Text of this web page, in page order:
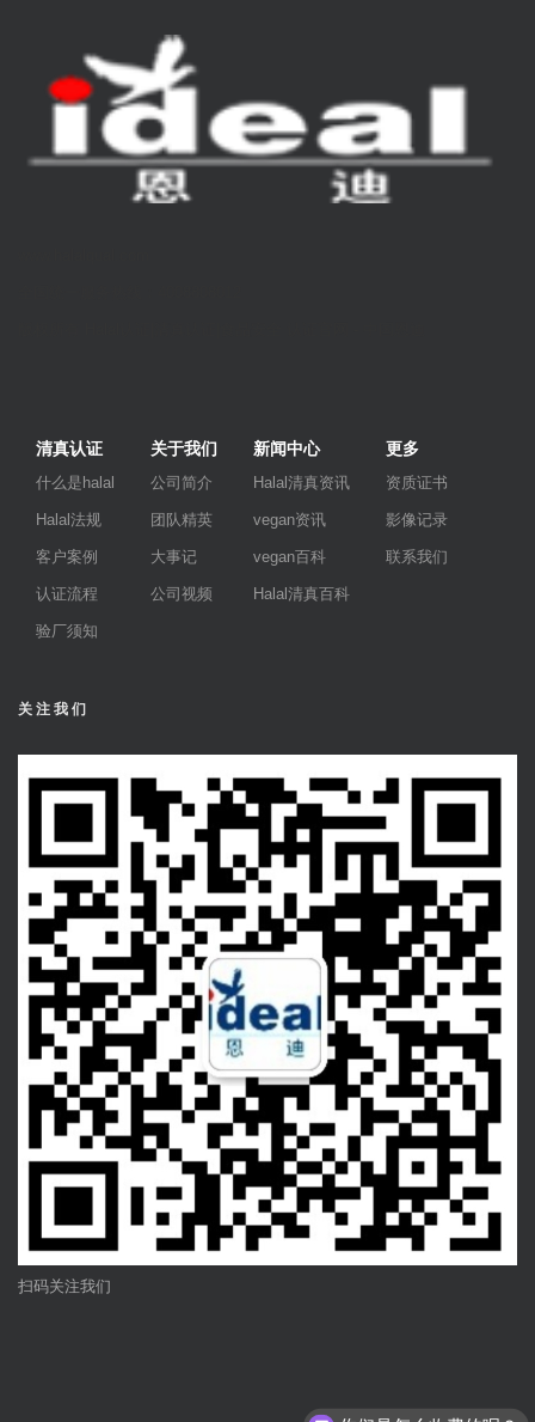
清真认证
什么是halal
Halal法规
客户案例
认证流程
验厂须知
关于我们
公司简介
团队精英
大事记
公司视频
新闻中心
Halal清真资讯
vegan资讯
vegan百科
Halal清真百科
更多
资质证书
影像记录
联系我们
关注我们
扫码关注我们